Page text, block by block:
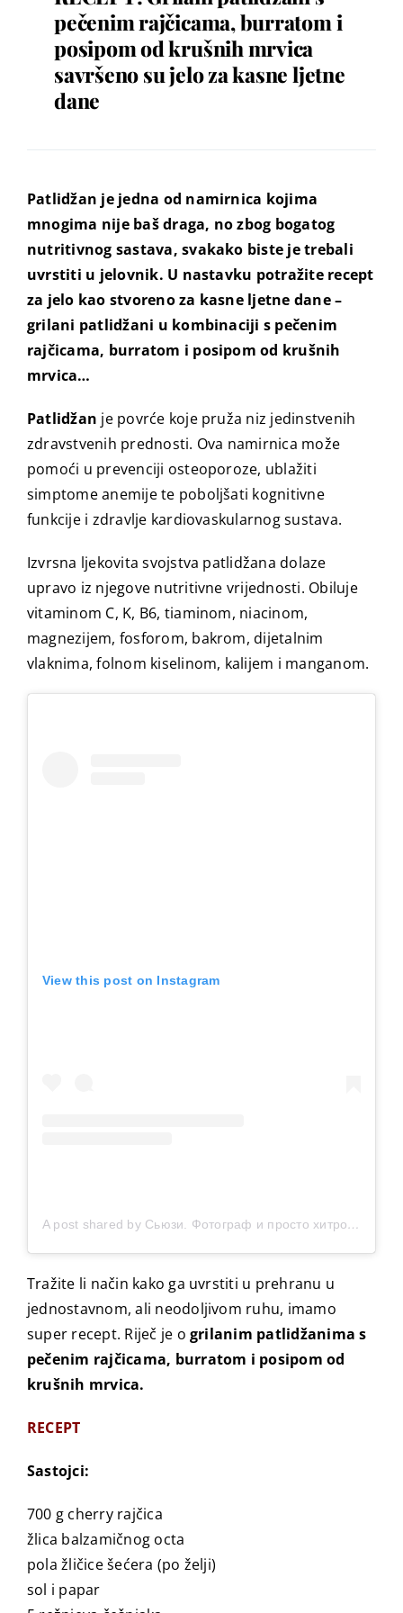
pečenim rajčicama, burratom i
posipom od krušnih mrvica
savršeno su jelo za kasne ljetne
dane
Patlidžan je jedna od namirnica kojima
mnogima nije baš draga, no zbog bogatog
nutritivnog sastava, svakako biste je trebali
uvrstiti u jelovnik. U nastavku potražite recept
za jelo kao stvoreno za kasne ljetne dane –
grilani patlidžani u kombinaciji s pečenim
rajčicama, burratom i posipom od krušnih
mrvica…
Patlidžan je povrće koje pruža niz jedinstvenih
zdravstvenih prednosti. Ova namirnica može
pomoći u prevenciji osteoporoze, ublažiti
simptome anemije te poboljšati kognitivne
funkcije i zdravlje kardiovaskularnog sustava.
Izvrsna ljekovita svojstva patlidžana dolaze
upravo iz njegove nutritivne vrijednosti. Obiluje
vitaminom C, K, B6, tiaminom, niacinom,
magnezijem, fosforom, bakrom, dijetalnim
vlaknima, folnom kiselinom, kalijem i manganom.
View this post on Instagram
A post shared by Сьюзи. Фотограф и просто хитровертка (@susiefoods)
Tražite li način kako ga uvrstiti u prehranu u
jednostavnom, ali neodoljivom ruhu, imamo
super recept. Riječ je o grilanim patlidžanima s
pečenim rajčicama, burratom i posipom od
krušnih mrvica.
RECEPT
Sastojci:
700 g cherry rajčica
žlica balzamičnog octa
pola žličice šećera (po želji)
sol i papar